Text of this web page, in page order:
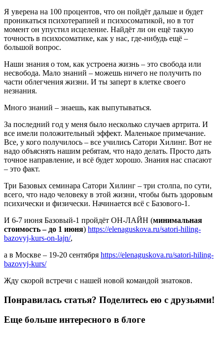
Я уверена на 100 процентов, что он пойдёт дальше и будет
проникаться психотерапией и психосоматикой, но в тот
момент он упустил исцеление. Найдёт ли он ещё такую
точность в психосоматике, как у нас, где-нибудь ещё –
большой вопрос.
Наши знания о том, как устроена жизнь – это свобода или
несвобода. Мало знаний – можешь ничего не получить по
части облегчения жизни. И ты заперт в клетке своего
незнания.
Много знаний – знаешь, как выпутываться.
За последний год у меня было несколько случаев артрита. И
все имели положительный эффект. Маленькое примечание.
Все, у кого получилось – все учились Сатори Хилинг. Вот не
надо объяснять нашим ребятам, что надо делать. Просто дать
точное направление, и всё будет хорошо. Знания нас спасают
– это факт.
Три Базовых семинара Сатори Хилинг – три столпа, по сути,
всего, что надо человеку в этой жизни, чтобы быть здоровым
психически и физически. Начинается всё с Базового-1.
И 6-7 июня Базовый-1 пройдёт ОН-ЛАЙН (минимальная
стоимость – до 1 июня) https://elenaguskova.ru/satori-hiling-
bazovyj-kurs-on-lajn/,
а в Москве – 19-20 сентября https://elenaguskova.ru/satori-hiling-
bazovyj-kurs/
Жду скорой встречи с нашей новой командой знатоков.
Понравилась статья? Поделитесь ею с друзьями!
Еще больше интересного в блоге